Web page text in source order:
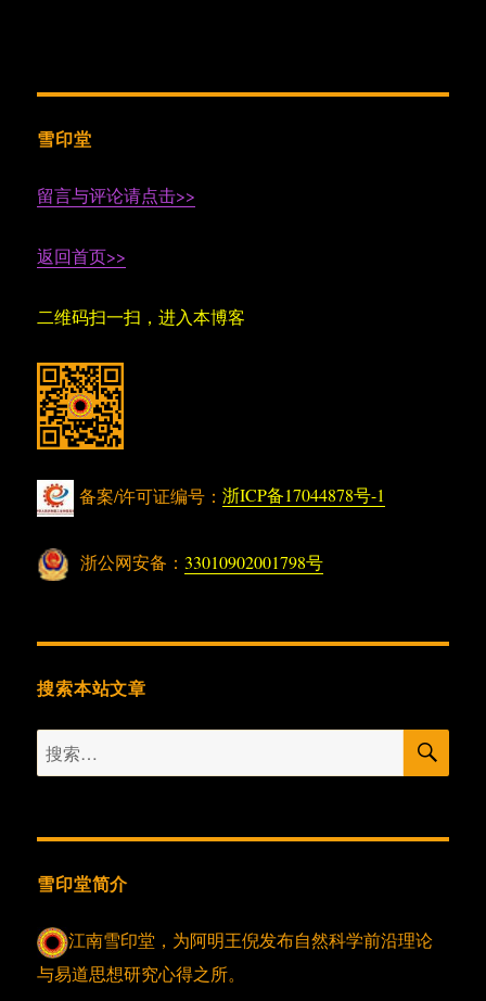
雪印堂
留言与评论请点击>>
返回首页>>
二维码扫一扫，进入本博客
备案/许可证编号：浙ICP备17044878号-1
浙公网安备：33010902001798号
搜索本站文章
搜
索：
搜
雪印堂简介
江南雪印堂，为阿明王倪发布自然科学前沿理论
与易道思想研究心得之所。